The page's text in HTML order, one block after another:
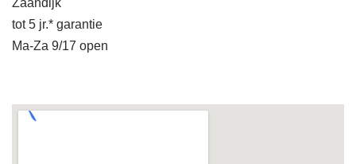
Zaandijk
tot 5 jr.* garantie
Ma-Za 9/17 open